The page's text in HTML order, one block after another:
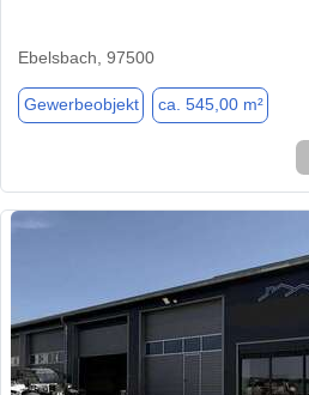
Ebelsbach, 97500
Gewerbeobjekt ca. 545,00 m²